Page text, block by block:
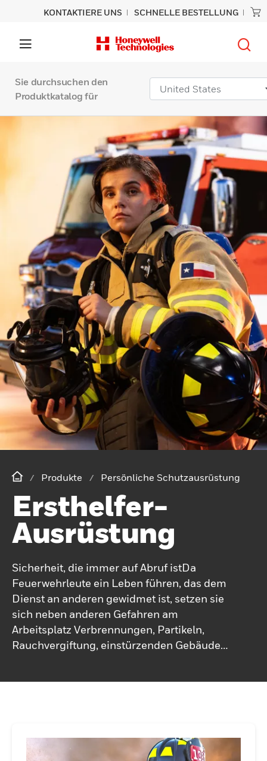
KONTAKTIERE UNS SCHNELLE BESTELLUNG
Sie durchsuchen den
Produktkatalog für
Produkte Persönliche Schutzausrüstung
Ersthelfer-
Ausrüstung
Sicherheit, die immer auf Abruf istDa
Feuerwehrleute ein Leben führen, das dem
Dienst an anderen gewidmet ist, setzen sie
sich neben anderen Gefahren am
Arbeitsplatz Verbrennungen, Partikeln,
Rauchvergiftung, einstürzenden Gebäuden
Helmen von Honeywell Morning Pride® bis
hin zu einer Auswahl an Hauben,